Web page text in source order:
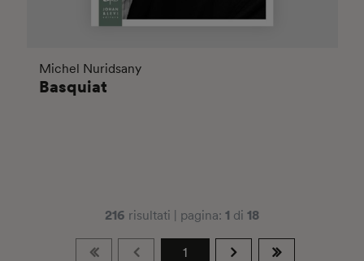
Basquiat
Michel Nuridsany
216 risultati | pagina: 1 di 18
1